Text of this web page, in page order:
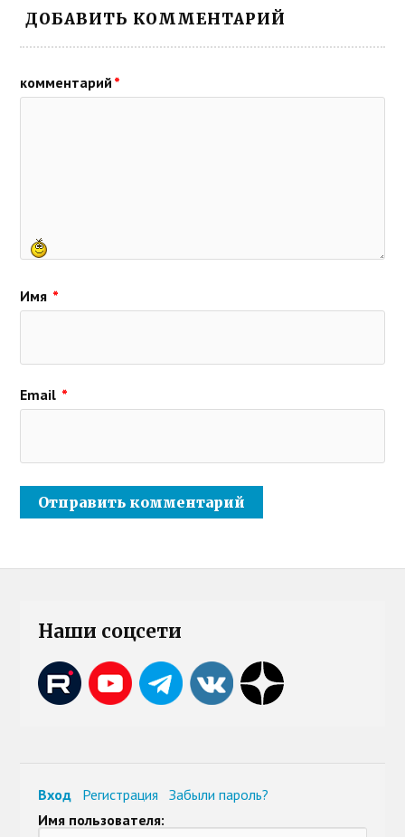
ДОБАВИТЬ КОММЕНТАРИЙ
комментарий *
Имя *
Email *
Наши соцсети
Вход Регистрация
Забыли пароль?
Имя пользователя: